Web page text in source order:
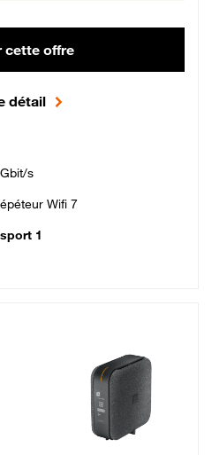
cette offre
détail
s
Wifi 7
1
49,99 € par mois, Sans engagement